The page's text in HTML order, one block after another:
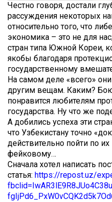
Честно говоря, достали
рассуждения некоторых
относительно того, что
экономика – это не для
стран типа Южной Кореи,
якобы благодаря
государственному
На самом деле «всего»
другим вещам. Каким?
понравится любителям
государства. Ну что же
А добились успеха эти
что Узбекистану точно
действительно пойти по
фейковому…
Сначала хотел написать
статья: https://repost.uz/